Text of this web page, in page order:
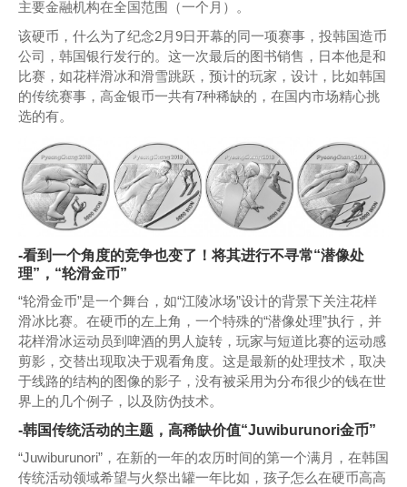
主要金融机构在全国范围（一个月）。
该硬币，什么为了纪念2月9日开幕的同一项赛事，投韩国造币
公司，韩国银行发行的。这一次最后的图书销售，日本他是和
比赛，如花样滑冰和滑雪跳跃，预计的玩家，设计，比如韩国
的传统赛事，高金银币一共有7种稀缺的，在国内市场精心挑
选的有。
-看到一个角度的竞争也变了！将其进行不寻常“潜像处
理”，“轮滑金币”
“轮滑金币”是一个舞台，如“江陵冰场”设计的背景下关注花样
滑冰比赛。在硬币的左上角，一个特殊的“潜像处理”执行，并
花样滑冰运动员到啤酒的男人旋转，玩家与短道比赛的运动感
剪影，交替出现取决于观看角度。这是最新的处理技术，取决
于线路的结构的图像的影子，没有被采用为分布很少的钱在世
界上的几个例子，以及防伪技术。
-韩国传统活动的主题，高稀缺价值“Juwiburunori金币”
“Juwiburunori”，在新的一年的农历时间的第一个满月，在韩国
传统活动领域希望与火祭出罐一年比如，孩子怎么在硬币高高